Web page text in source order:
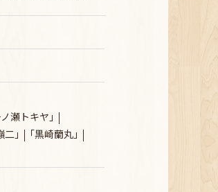
瀬トキヤ｣
二｣
｢黒崎蘭丸｣